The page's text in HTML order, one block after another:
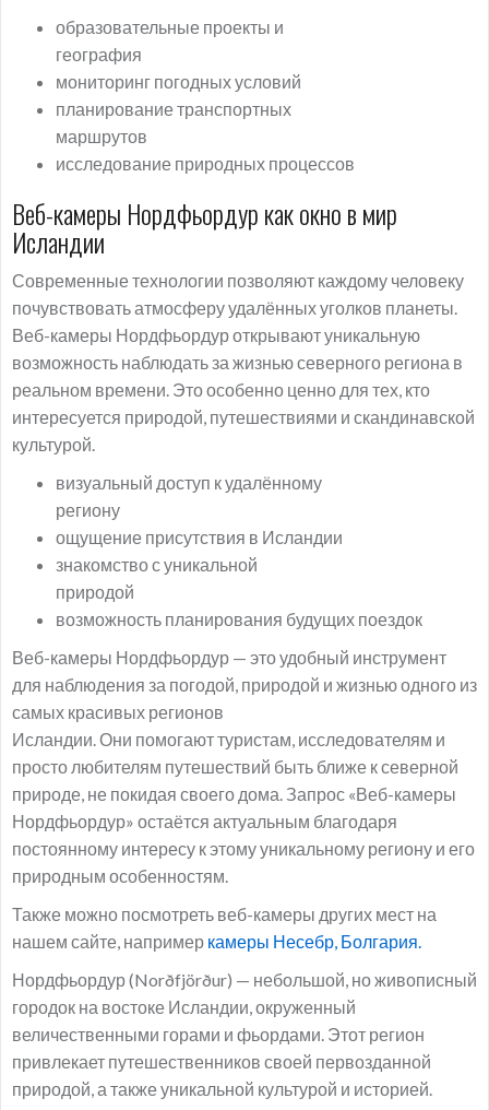
образовательные проекты и
география
мониторинг погодных условий
планирование транспортных
маршрутов
исследование природных процессов
Веб-камеры Нордфьордур как окно в мир
Исландии
Современные технологии позволяют каждому человеку
почувствовать атмосферу удалённых уголков планеты.
Веб-камеры Нордфьордур открывают уникальную
возможность наблюдать за жизнью северного региона в
реальном времени. Это особенно ценно для тех, кто
интересуется природой, путешествиями и скандинавской
культурой.
визуальный доступ к удалённому
региону
ощущение присутствия в Исландии
знакомство с уникальной
природой
возможность планирования будущих поездок
Веб-камеры Нордфьордур — это удобный инструмент
для наблюдения за погодой, природой и жизнью одного из
самых красивых регионов
Исландии. Они помогают туристам, исследователям и
просто любителям путешествий быть ближе к северной
природе, не покидая своего дома. Запрос «Веб-камеры
Нордфьордур» остаётся актуальным благодаря
постоянному интересу к этому уникальному региону и его
природным особенностям.
Также можно посмотреть веб-камеры других мест на
нашем сайте, например камеры Несебр, Болгария.
Нордфьордур (Norðfjörður) — небольшой, но живописный
городок на востоке Исландии, окруженный
величественными горами и фьордами. Этот регион
привлекает путешественников своей первозданной
природой, а также уникальной культурой и историей.